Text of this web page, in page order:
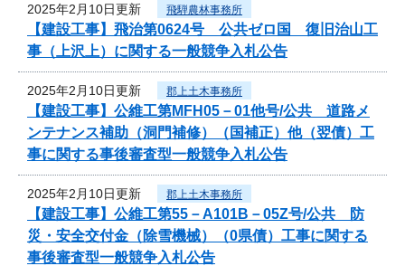
2025年2月10日更新 飛騨農林事務所
【建設工事】飛治第0624号 公共ゼロ国 復旧治山工
事（上沢上）に関する一般競争入札公告
2025年2月10日更新 郡上土木事務所
【建設工事】公維工第MFH05－01他号/公共 道路メ
ンテナンス補助（洞門補修）（国補正）他（翌債）工
事に関する事後審査型一般競争入札公告
2025年2月10日更新 郡上土木事務所
【建設工事】公維工第55－A101B－05Z号/公共 防
災・安全交付金（除雪機械）（0県債）工事に関する
事後審査型一般競争入札公告